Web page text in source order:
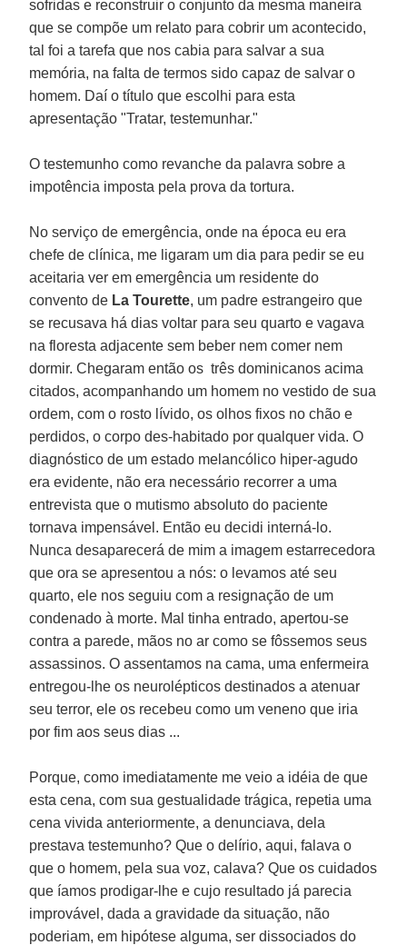
sofridas e reconstruir o conjunto da mesma maneira
que se compõe um relato para cobrir um acontecido,
tal foi a tarefa que nos cabia para salvar a sua
memória, na falta de termos sido capaz de salvar o
homem. Daí o título que escolhi para esta
apresentação "Tratar, testemunhar."
O testemunho como revanche da palavra sobre a
impotência imposta pela prova da tortura.
No serviço de emergência, onde na época eu era
chefe de clínica, me ligaram um dia para pedir se eu
aceitaria ver em emergência um residente do
convento de La Tourette, um padre estrangeiro que
se recusava há dias voltar para seu quarto e vagava
na floresta adjacente sem beber nem comer nem
dormir. Chegaram então os três dominicanos acima
citados, acompanhando um homem no vestido de sua
ordem, com o rosto lívido, os olhos fixos no chão e
perdidos, o corpo des-habitado por qualquer vida. O
diagnóstico de um estado melancólico hiper-agudo
era evidente, não era necessário recorrer a uma
entrevista que o mutismo absoluto do paciente
tornava impensável. Então eu decidi interná-lo.
Nunca desaparecerá de mim a imagem estarrecedora
que ora se apresentou a nós: o levamos até seu
quarto, ele nos seguiu com a resignação de um
condenado à morte. Mal tinha entrado, apertou-se
contra a parede, mãos no ar como se fôssemos seus
assassinos. O assentamos na cama, uma enfermeira
entregou-lhe os neurolépticos destinados a atenuar
seu terror, ele os recebeu como um veneno que iria
por fim aos seus dias ...
Porque, como imediatamente me veio a idéia de que
esta cena, com sua gestualidade trágica, repetia uma
cena vivida anteriormente, a denunciava, dela
prestava testemunho? Que o delírio, aqui, falava o
que o homem, pela sua voz, calava? Que os cuidados
que íamos prodigar-lhe e cujo resultado já parecia
improvável, dada a gravidade da situação, não
poderiam, em hipótese alguma, ser dissociados do